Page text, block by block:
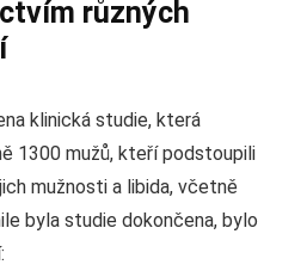
různých
klinická studie, která
1300 mužů, kteří podstoupili
mužnosti a libida, včetně
byla studie dokončena, bylo